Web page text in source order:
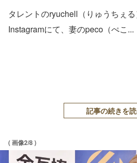
タレントのryuchell（りゅうちぇ
Instagramにて、妻のpeco（ぺこ...
記事の続きを
( 画像2/8 )